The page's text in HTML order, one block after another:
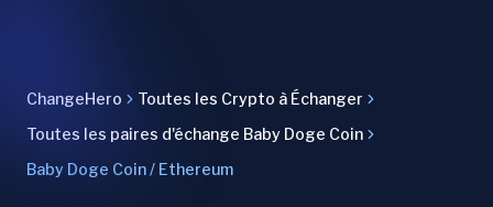
ChangeHero
Toutes les Crypto à Échanger
Toutes les paires d'échange Baby Doge Coin
Baby Doge Coin / Ethereum